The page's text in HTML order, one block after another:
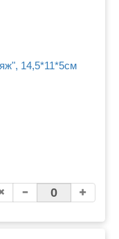
14,5*11*5см